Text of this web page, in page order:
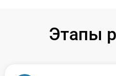
Этапы